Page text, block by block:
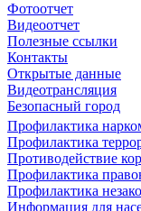
Фотоотчет
Видеоотчет
Полезные ссылки
Контакты
Открытые данные
Видеотрансляция
Безопасный город
Профилактика
Профилактика
Противодействие
Профилактика
Профилактика
Информация для